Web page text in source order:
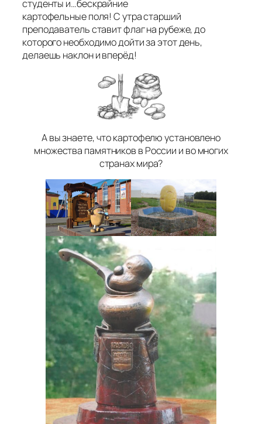
студенты и…бескрайние
картофельные поля! С утра старший
преподаватель ставит флаг на рубеже, до
которого необходимо дойти за этот день,
делаешь наклон и вперёд!
А вы знаете, что картофелю установлено
множества памятников в России и во многих
странах мира?